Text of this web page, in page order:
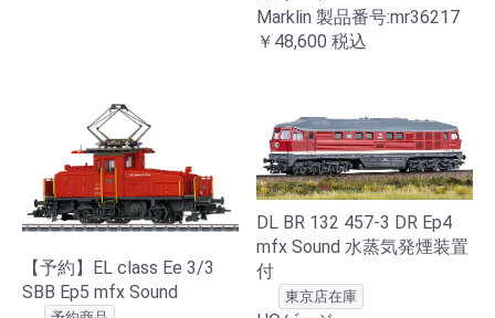
Marklin 製品番号:mr36217
￥48,600 税込
【予約】EL class Ee 3/3
SBB Ep5 mfx Sound
DL BR 132 457-3 DR Ep4
mfx Sound 水蒸気発煙装置
付
東京店在庫